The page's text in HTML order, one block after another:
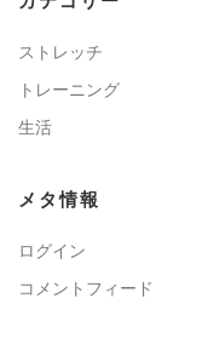
ストレッチ
トレーニング
生活
メタ情報
ログイン
コメントフィード